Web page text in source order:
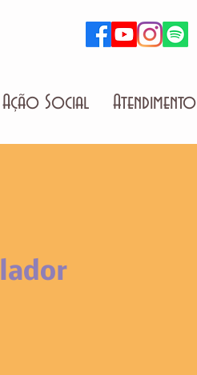
Ação Social Atendimento